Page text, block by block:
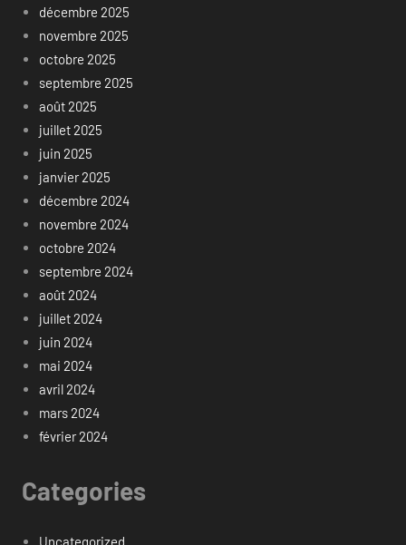
décembre 2025
novembre 2025
octobre 2025
septembre 2025
août 2025
juillet 2025
juin 2025
janvier 2025
décembre 2024
novembre 2024
octobre 2024
septembre 2024
août 2024
juillet 2024
juin 2024
mai 2024
avril 2024
mars 2024
février 2024
Categories
Uncategorized